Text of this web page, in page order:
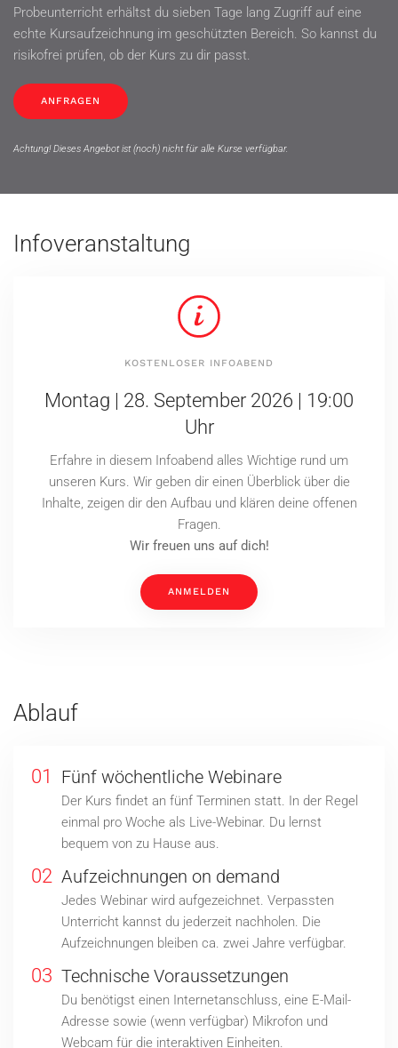
Probeunterricht erhältst du sieben Tage lang Zugriff auf eine
echte Kursaufzeichnung im geschützten Bereich. So kannst du
risikofrei prüfen, ob der Kurs zu dir passt.
ANFRAGEN
Achtung! Dieses Angebot ist (noch) nicht für alle Kurse verfügbar.
Infoveranstaltung
KOSTENLOSER INFOABEND
Montag | 28. September 2026 | 19:00
Uhr
Erfahre in diesem Infoabend alles Wichtige rund um
unseren Kurs. Wir geben dir einen Überblick über die
Inhalte, zeigen dir den Aufbau und klären deine offenen
Fragen.
Wir freuen uns auf dich!
ANMELDEN
Ablauf
01 Fünf wöchentliche Webinare
Der Kurs findet an fünf Terminen statt. In der Regel
einmal pro Woche als Live-Webinar. Du lernst
bequem von zu Hause aus.
02 Aufzeichnungen on demand
Jedes Webinar wird aufgezeichnet. Verpassten
Unterricht kannst du jederzeit nachholen. Die
Aufzeichnungen bleiben ca. zwei Jahre verfügbar.
03 Technische Voraussetzungen
Du benötigst einen Internetanschluss, eine E-Mail-
Adresse sowie (wenn verfügbar) Mikrofon und
Webcam für die interaktiven Einheiten.